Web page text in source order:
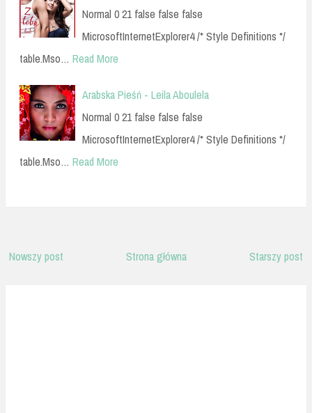
Normal 0 21 false false false
MicrosoftInternetExplorer4 /* Style Definitions */
table.Mso… Read More
Arabska Pieśń - Leila Aboulela
Normal 0 21 false false false
MicrosoftInternetExplorer4 /* Style Definitions */
table.Mso… Read More
Nowszy post Starszy post
Strona główna